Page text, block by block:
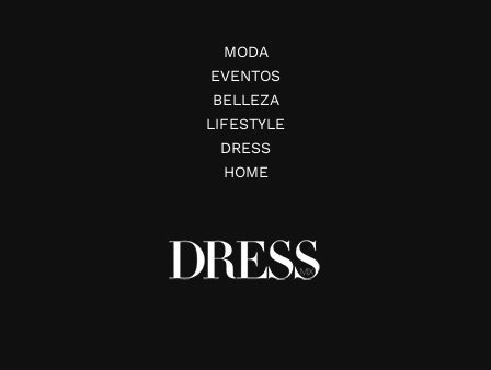
MODA
EVENTOS
BELLEZA
LIFESTYLE
DRESS
HOME